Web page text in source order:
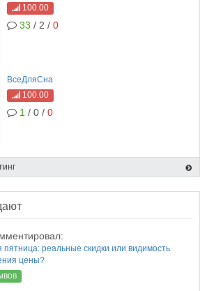
100.00
33 / 2 / 0
ВсеДляСна
100.00
1 / 0 / 0
пятница: реальные скидки или видимость
цены?